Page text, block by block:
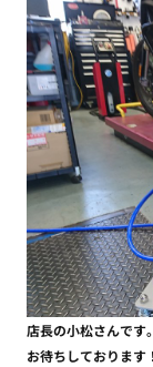
店長の小松さんで
お待ちしております！